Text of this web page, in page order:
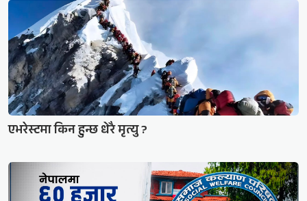
एभरेस्टमा किन हुन्छ धेरै मृत्यु ?